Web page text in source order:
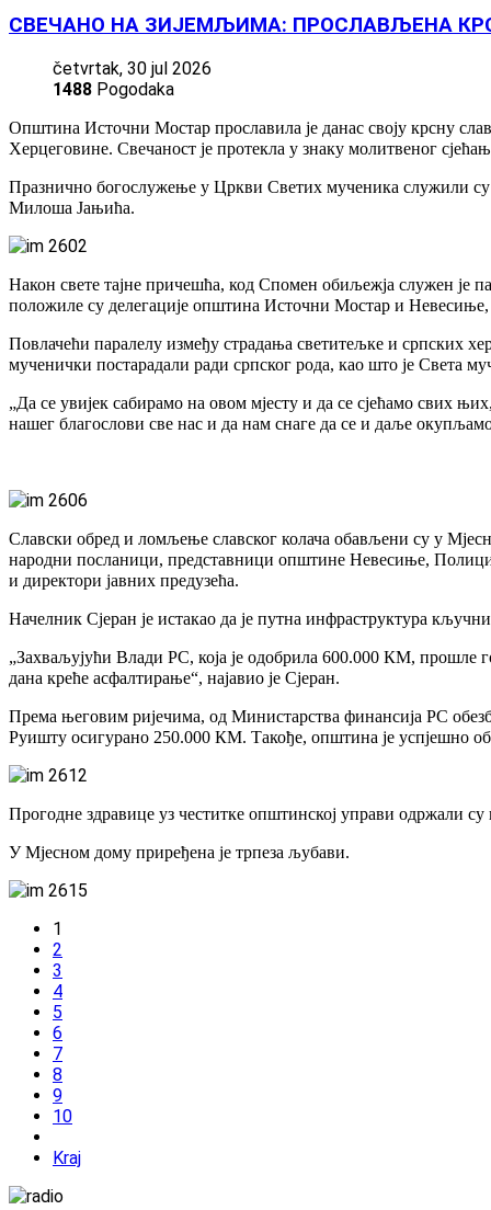
СВЕЧАНО НА ЗИЈЕМЉИМА: ПРОСЛАВЉЕНА
četvrtak, 30 jul 2026
1488 Pogodaka
Општина Источни Мостар прославила је данас своју крсну
Херцеговине. Свечаност је протекла у знаку молитвеног
Празнично богослужење у Цркви Светих мученика служили
Милоша Јањића.
Након свете тајне причешћа, код Спомен обиљежја служен је
положиле су делегације општина Источни Мостар и Невесиње,
Повлачећи паралелу између страдања светитељке и српских
мученички постарадали ради српског рода, као што је Света
„Да се увијек сабирамо на овом мјесту и да се сјећамо свих
нашег благослови све нас и да нам снаге да се и даље
Славски обред и ломљење славског колача обављени су у
народни посланици, представници општине Невесиње,
и директори јавних предузећа.
Начелник Сјеран је истакао да је путна инфраструктура
„Захваљујући Влади РС, која је одобрила 600.000 КМ, прошле
дана креће асфалтирање“, најавио је Сјеран.
Према његовим ријечима, од Министарства финансија РС
Руишту осигурано 250.000 КМ. Такође, општина је успјешно
Прогодне здравице уз честитке општинској управи
У Мјесном дому приређена је трпеза љубави.
1
2
3
4
5
6
7
8
9
10
Kraj